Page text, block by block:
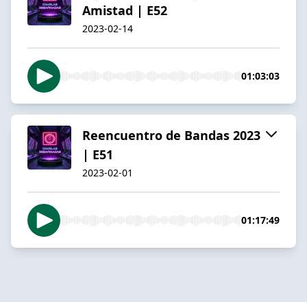
Amistad | E52
2023-02-14
01:03:03
Reencuentro de Bandas 2023
| E51
2023-02-01
01:17:49